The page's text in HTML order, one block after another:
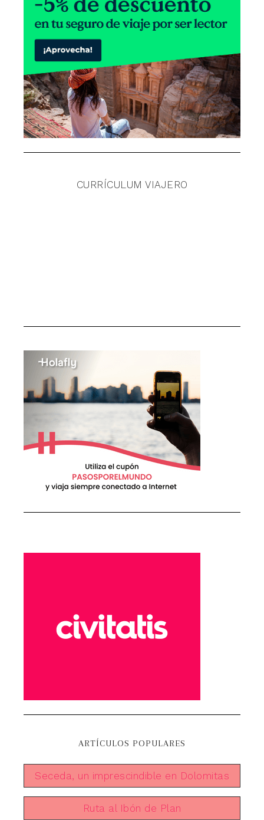
CURRÍCULUM VIAJERO
ARTÍCULOS POPULARES
Seceda, un imprescindible en Dolomitas
Ruta al Ibón de Plan